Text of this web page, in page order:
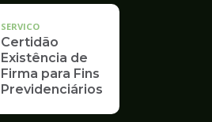
SERVICO
Certidão
Existência de
Firma para Fins
Previdenciários